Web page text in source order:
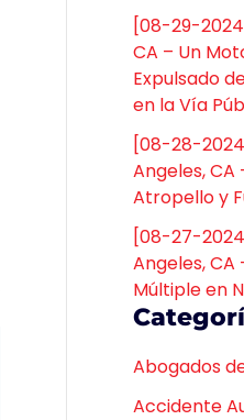
[08-29-
CA – Un
Expulsado
en la Vía
[08-28-
Angeles, CA
Atropello y
[08-27-
Angeles, CA
Múltiple en
Abogados
Accidente